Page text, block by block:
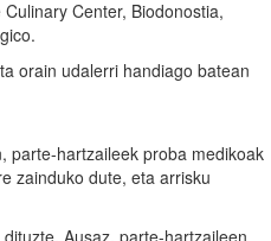
Center, Biodonostia,
orain udalerri handiago batean
parte-hartzaileek proba medikoak
zainduko dute, eta arrisku
Ausaz, parte-hartzaileen